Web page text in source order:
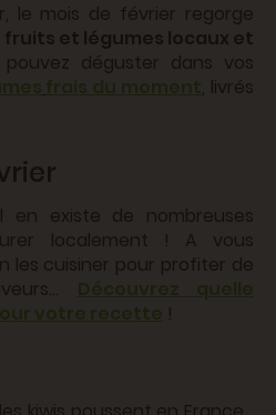
le mois de février regorge
fruits et légumes locaux et
déguster dans vos
frais du moment, livrés
en existe de nombreuses
localement ! A vous
les cuisiner pour profiter de
Découvrez quelle
votre recette !